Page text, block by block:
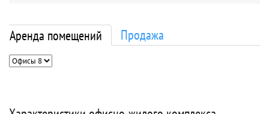
Аренда помещений Продажа